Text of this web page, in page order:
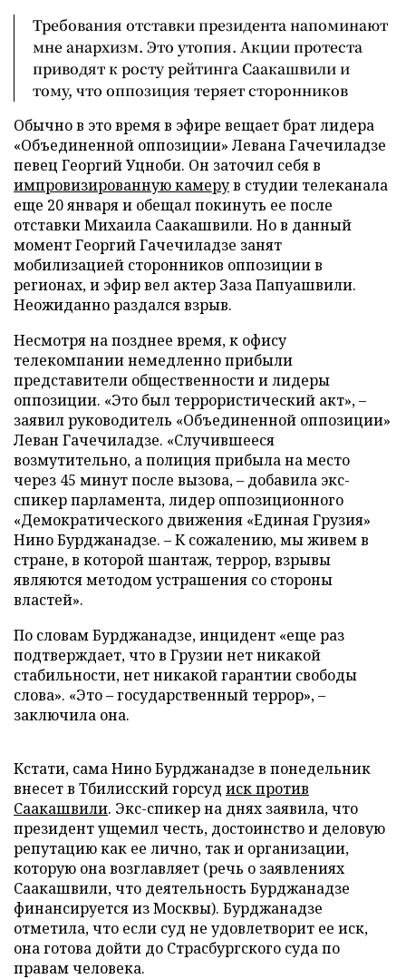
Требования отставки президента напоминают
мне анархизм. Это утопия. Акции протеста
приводят к росту рейтинга Саакашвили и
тому, что оппозиция теряет сторонников
Обычно в это время в эфире вещает брат лидера
«Объединенной оппозиции» Левана Гачечиладзе
певец Георгий Уцноби. Он заточил себя в
импровизированную камерув студии телеканала
еще 20 января и обещал покинуть ее после
отставки Михаила Саакашвили. Но в данный
момент Георгий Гачечиладзе занят
мобилизацией сторонников оппозиции в
регионах, и эфир вел актер Заза Папуашвили.
Неожиданно раздался взрыв.
Несмотря на позднее время, к офису
телекомпании немедленно прибыли
представители общественности и лидеры
оппозиции. «Это был террористический акт», –
заявил руководитель «Объединенной оппозиции»
Леван Гачечиладзе. «Случившееся
возмутительно, а полиция прибыла на место
через 45 минут после вызова, – добавила экс-
спикер парламента, лидер оппозиционного
«Демократического движения «Единая Грузия»
Нино Бурджанадзе. – К сожалению, мы живем в
стране, в которой шантаж, террор, взрывы
являются методом устрашения со стороны
властей».
По словам Бурджанадзе, инцидент «еще раз
подтверждает, что в Грузии нет никакой
стабильности, нет никакой гарантии свободы
слова». «Это – государственный террор», –
заключила она.
Кстати, сама Нино Бурджанадзе в понедельник
внесет в Тбилисский горсуд иск против
Саакашвили. Экс-спикер на днях заявила, что
президент ущемил честь, достоинство и деловую
репутацию как ее лично, так и организации,
которую она возглавляет (речь о заявлениях
Саакашвили, что деятельность Бурджанадзе
финансируется из Москвы). Бурджанадзе
отметила, что если суд не удовлетворит ее иск,
она готова дойти до Страсбургского суда по
правам человека.